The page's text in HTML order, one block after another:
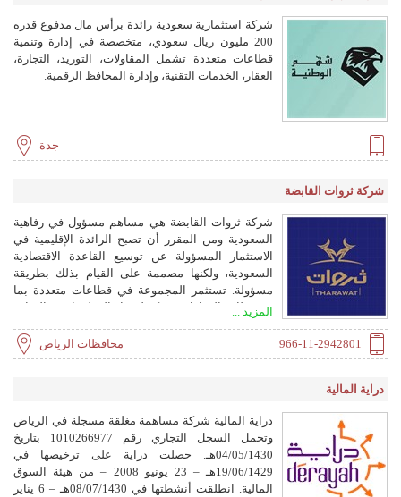
شركة استثمارية سعودية رائدة برأس مال مدفوع قدره
200 مليون ريال سعودي، متخصصة في إدارة وتنمية
قطاعات متعددة تشمل المقاولات، التوريد، التجارة،
العقار، الخدمات التقنية، وإدارة المحافظ الرقمية.
جدة
شركة ثروات القابضة
شركة ثروات القابضة هي مساهم مسؤول في رفاهية
السعودية ومن المقرر أن تصبح الرائدة الإقليمية في
الاستثمار المسؤولة عن توسيع القاعدة الاقتصادية
السعودية، ولكنها مصممة على القيام بذلك بطريقة
مسؤولة. تستثمر المجموعة في قطاعات متعددة بما
في ذلك العقارات وتكنولوجيا المعلومات والتجارة
المزيد ...
966-11-2942801 محافظات الرياض
دراية المالية
دراية المالية شركة مساهمة مغلقة مسجلة في الرياض
وتحمل السجل التجاري رقم 1010266977 بتاريخ
04/05/1430هـ. حصلت دراية على ترخيصها في
19/06/1429هـ – 23 يونيو 2008 – من هيئة السوق
المالية. انطلقت أنشطتها في 08/07/1430هـ – 6 يناير